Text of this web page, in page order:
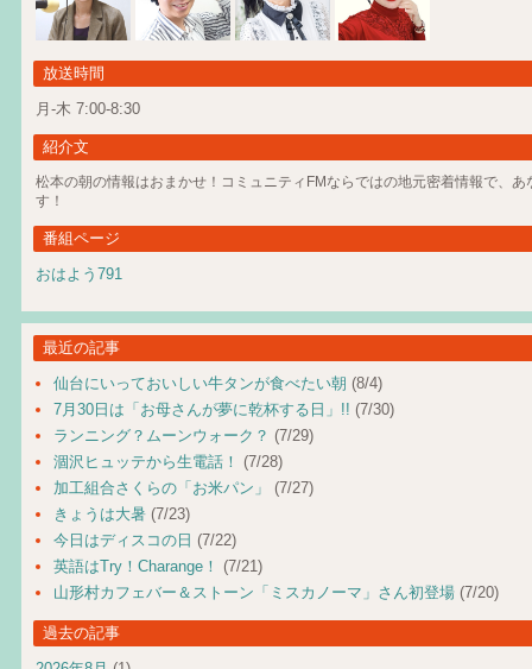
放送時間
月-木 7:00-8:30
紹介文
松本の朝の情報はおまかせ！コミュニティFMならではの地元密着情報で、あ
す！
番組ページ
おはよう791
最近の記事
仙台にいっておいしい牛タンが食べたい朝 (8/4)
7月30日は「お母さんが夢に乾杯する日」!! (7/30)
ランニング？ムーンウォーク？ (7/29)
涸沢ヒュッテから生電話！ (7/28)
加工組合さくらの「お米パン」
(7/27)
きょうは大暑 (7/23)
今日はディスコの日 (7/22)
英語はTry！Charange！ (7/21)
山形村カフェバー＆ストーン「ミスカノーマ」さん初登場 (7/20)
過去の記事